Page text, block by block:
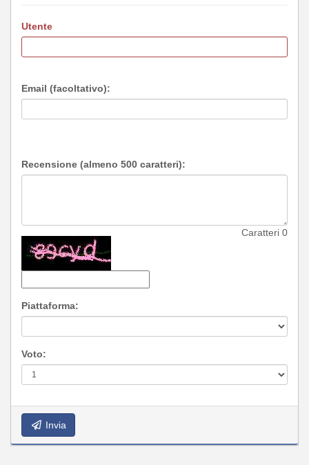
Utente
Email (facoltativo):
Recensione (almeno 500 caratteri):
Caratteri 0
Piattaforma:
Voto:
Invia